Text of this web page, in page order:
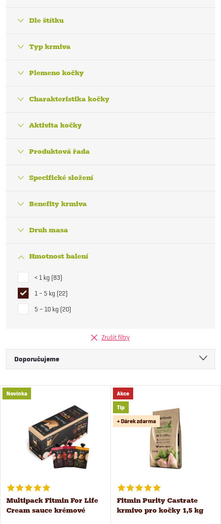
Dle štítku
Typ krmiva
Plemeno kočky
Charakteristika kočky
Aktivita kočky
Produktová řada
Specifické složení
Benefity krmiva
Druh masa
Hmotnost balení
< 1 kg 83
1 – 5 kg 22
5 – 10 kg 20
Zrušit filtry
Ř
a
í
p
Doporučujeme
Nejdražší
Nejprodávanější
Abecedně
V
s
Novinka
Multipack Fitmin For Life
Cream sauce krémové
Akce
Tip
+ Dárek zdarma
Fitmin Purity Castrate
krmivo pro kočky 1,5 kg